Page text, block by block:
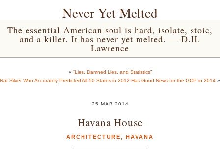
Never Yet Melted
The essential American soul is hard, isolate, stoic,
and a killer. It has never yet melted. — D.H.
Lawrence
« “Lies, Damned Lies, and Statistics”
Nat Silver Who Accurately Predicted All 50 States in 2012 Has Good News for the GOP in 2014 »
25 MAR 2014
Havana House
ARCHITECTURE, HAVANA